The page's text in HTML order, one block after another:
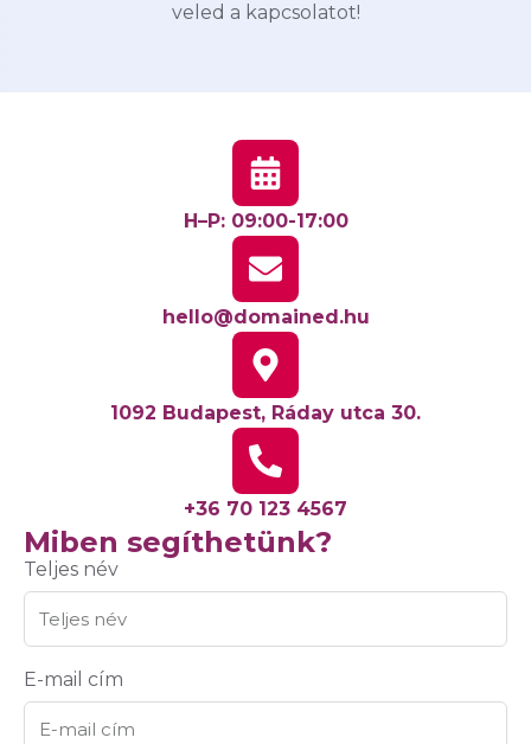
veled a kapcsolatot!
Miben segíthetünk?
Teljes név
E-mail cím
H–P: 09:00-17:00
hello@domained.hu
1092 Budapest, Ráday utca 30.
+36 70 123 4567